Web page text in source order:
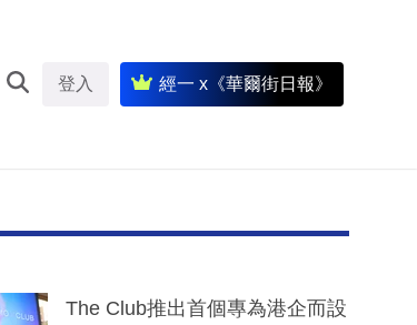
登入 經一 x《華爾街日報》
The Club推出首個專為港企而設